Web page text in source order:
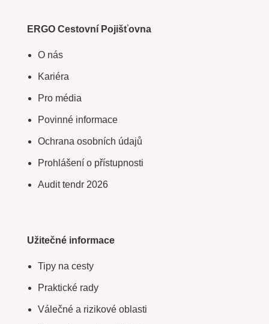
ERGO Cestovní Pojišťovna
O nás
Kariéra
Pro média
Povinné informace
Ochrana osobních údajů
Prohlášení o přístupnosti
Audit tendr 2026
Užitečné informace
Tipy na cesty
Praktické rady
Válečné a rizikové oblasti